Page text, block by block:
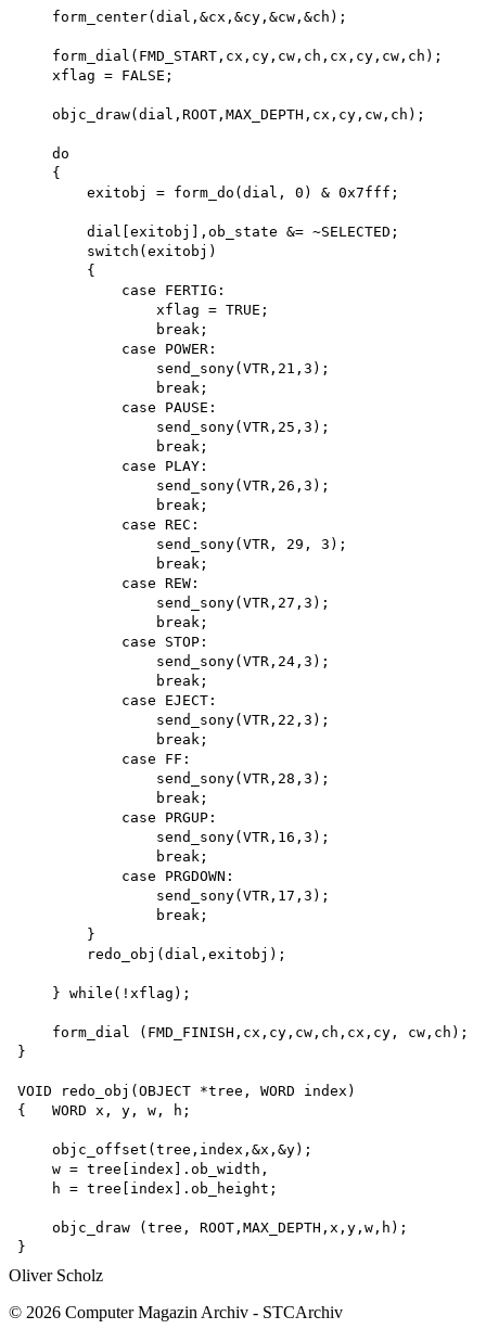
    form_center(dial,&cx,&cy,&cw,&ch);
    form_dial(FMD_START,cx,cy,cw,ch,cx,cy,cw,ch);
    xflag = FALSE;
    objc_draw(dial,ROOT,MAX_DEPTH,cx,cy,cw,ch);
    do
    {
        exitobj = form_do(dial, 0) & 0x7fff;
        dial[exitobj],ob_state &= ~SELECTED;
        switch(exitobj)
        {
            case FERTIG:
                xflag = TRUE;
                break;
            case POWER:
                send_sony(VTR,21,3);
                break;
            case PAUSE:
                send_sony(VTR,25,3);
                break;
            case PLAY:
                send_sony(VTR,26,3);
                break;
            case REC:
                send_sony(VTR, 29, 3);
                break;
            case REW:
                send_sony(VTR,27,3);
                break;
            case STOP:
                send_sony(VTR,24,3);
                break;
            case EJECT:
                send_sony(VTR,22,3);
                break;
            case FF:
                send_sony(VTR,28,3);
                break;
            case PRGUP:
                send_sony(VTR,16,3);
                break;
            case PRGDOWN:
                send_sony(VTR,17,3);
                break;
        }
        redo_obj(dial,exitobj);
    } while(!xflag);
    form_dial (FMD_FINISH,cx,cy,cw,ch,cx,cy, cw,ch);
}
VOID redo_obj(OBJECT *tree, WORD index)
{   WORD x, y, w, h;
    objc_offset(tree,index,&x,&y);
    w = tree[index].ob_width,
    h = tree[index].ob_height;
    objc_draw (tree, ROOT,MAX_DEPTH,x,y,w,h);
Oliver Scholz
© 2026 Computer Magazin Archiv - STCArchiv